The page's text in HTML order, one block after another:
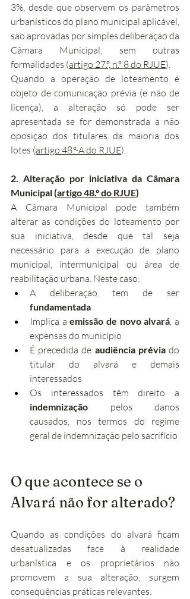
3%, desde que observem os parâmetros
urbanísticos do plano municipal aplicável,
são aprovadas por simples deliberação da
Câmara Municipal, sem outras
formalidades (artigo 27.º, n.º 8 do RJUE).
Quando a operação de loteamento é
objeto de comunicação prévia (e não de
licença), a alteração só pode ser
apresentada se for demonstrada a não
oposição dos titulares da maioria dos
lotes (artigo 48.º-A do RJUE).
2. Alteração por iniciativa da Câmara
Municipal (artigo 48.º do RJUE)
A Câmara Municipal pode também
alterar as condições do loteamento por
sua iniciativa, desde que tal seja
necessário para a execução de plano
municipal, intermunicipal ou área de
reabilitação urbana. Neste caso:
fundamentada
Implica a emissão de novo alvará, a
expensas do município
É precedida de audiência prévia do
titular do alvará e demais
interessados
indemnização pelos danos
causados, nos termos do regime
geral de indemnização pelo sacrifício
O que acontece se o
Alvará não for alterado?
Quando as condições do alvará ficam
desatualizadas face à realidade
urbanística e os proprietários não
promovem a sua alteração, surgem
consequências práticas relevantes: